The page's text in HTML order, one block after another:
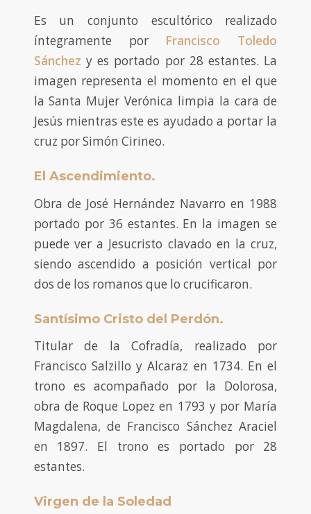
Es un conjunto escultórico realizado
íntegramente por Francisco Toledo
Sánchez y es portado por 28 estantes. La
imagen representa el momento en el que
la Santa Mujer Verónica limpia la cara de
Jesús mientras este es ayudado a portar la
cruz por Simón Cirineo.
El Ascendimiento.
Obra de José Hernández Navarro en 1988
portado por 36 estantes. En la imagen se
puede ver a Jesucristo clavado en la cruz,
siendo ascendido a posición vertical por
dos de los romanos que lo crucificaron.
Santísimo Cristo del Perdón.
Titular de la Cofradía, realizado por
Francisco Salzillo y Alcaraz en 1734. En el
trono es acompañado por la Dolorosa,
obra de Roque Lopez en 1793 y por María
Magdalena, de Francisco Sánchez Araciel
en 1897. El trono es portado por 28
estantes.
Virgen de la Soledad